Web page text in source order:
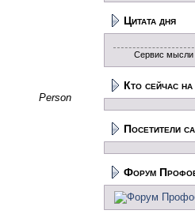
Person
Цитата дня
Сервис
Кто сейчас на
Посетители
Форум